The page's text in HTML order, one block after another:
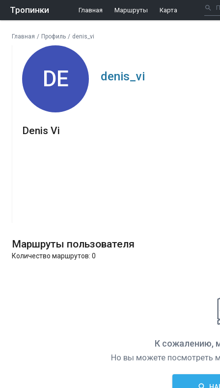
Тропинки Главная Маршруты Карта
Главная / Профиль / denis_vi
DE denis_vi
Denis Vi
Маршруты пользователя
Количество маршрутов: 0
К сожалению,
Но вы можете посмотреть